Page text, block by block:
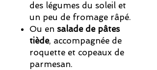
des légumes du soleil et
un peu de fromage râpé.
Ou en salade de pâtes
tiède, accompagnée de
roquette et copeaux de
parmesan.